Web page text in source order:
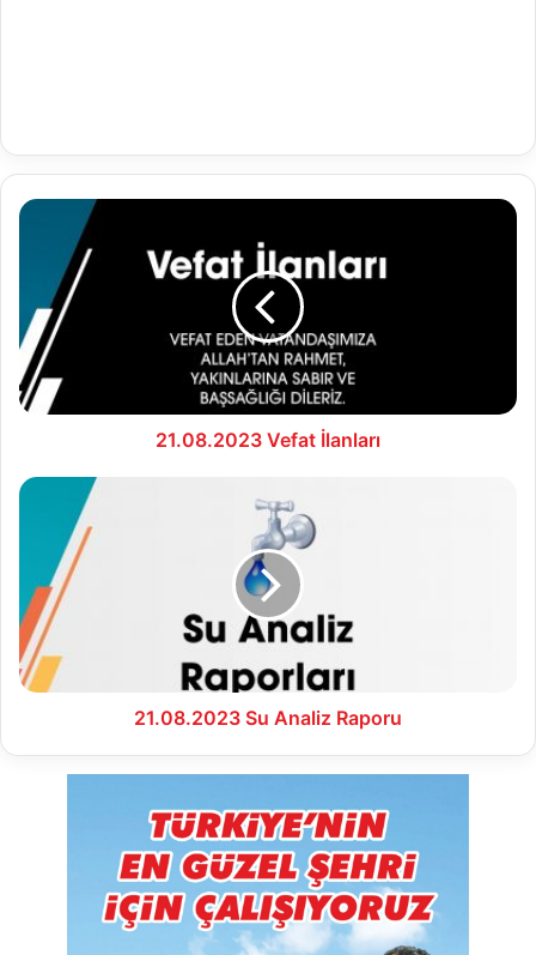
21.08.2023
21.08.2023 Vefat İlanları
21.08.2023
Raporu
21.08.2023 Su Analiz Raporu